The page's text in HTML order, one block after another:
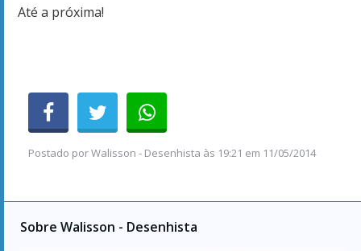
Até a próxima!
Postado porWalisson - Desenhista às 19:21 em 11/05/2014
Sobre Walisson - Desenhista